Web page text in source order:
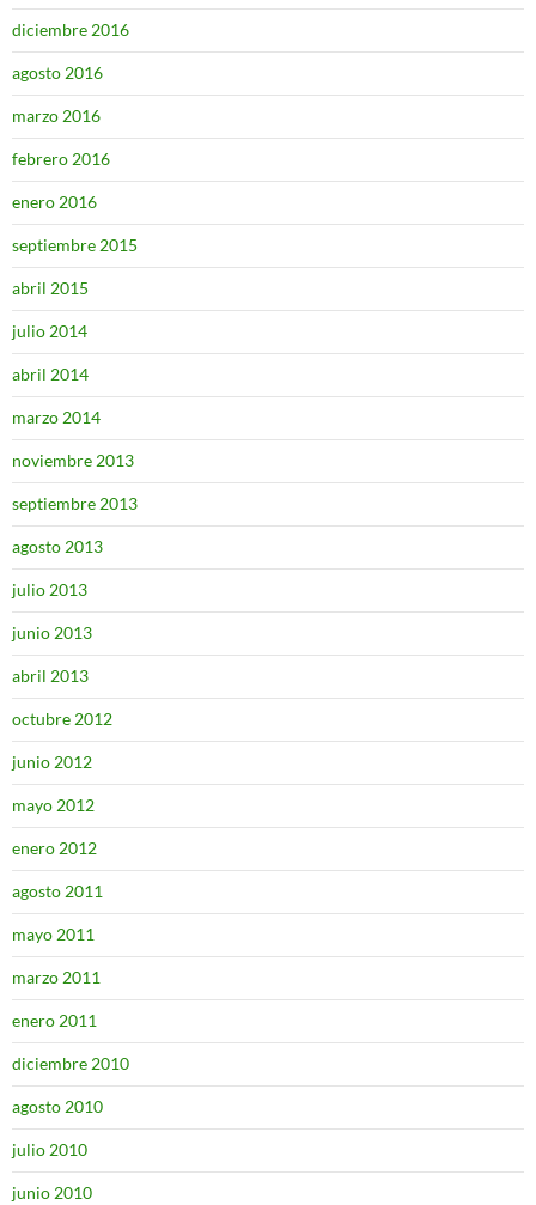
diciembre 2016
agosto 2016
marzo 2016
febrero 2016
enero 2016
septiembre 2015
abril 2015
julio 2014
abril 2014
marzo 2014
noviembre 2013
septiembre 2013
agosto 2013
julio 2013
junio 2013
abril 2013
octubre 2012
junio 2012
mayo 2012
enero 2012
agosto 2011
mayo 2011
marzo 2011
enero 2011
diciembre 2010
agosto 2010
julio 2010
junio 2010